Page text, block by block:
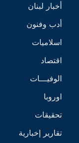
أخبار لبنان
أدب وفنون
اسلاميات
اقتصاد
الوفيـــات
اوروبا
تحقيقات
تقارير إخبارية